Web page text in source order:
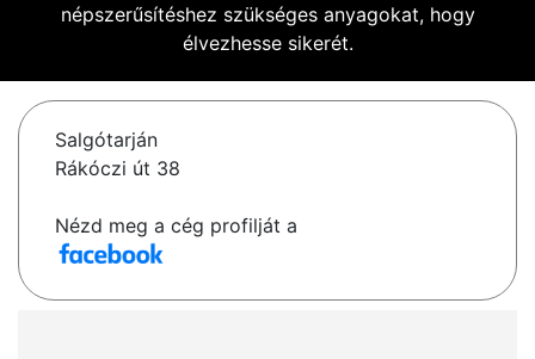
népszerűsítéshez szükséges anyagokat, hogy
élvezhesse sikerét.
Salgótarján
Rákóczi út 38
Nézd meg a cég profilját a